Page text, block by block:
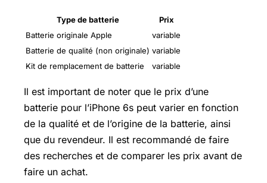
Type de batterie
Prix
Batterie originale Apple
variable
Batterie de qualité (non originale) variable
Kit de remplacement de batterie
variable
Il est important de noter que le prix d’une
batterie pour l’iPhone 6s peut varier en fonction
de la qualité et de l’origine de la batterie, ainsi
que du revendeur. Il est recommandé de faire
des recherches et de comparer les prix avant de
faire un achat.